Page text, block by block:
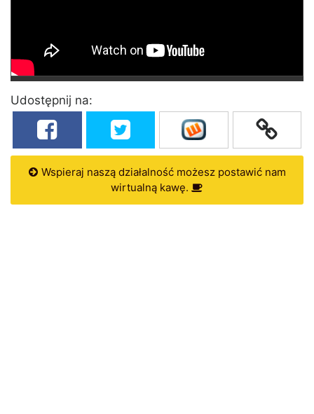
Udostępnij na:
Wspieraj naszą działalność możesz postawić nam
wirtualną kawę.